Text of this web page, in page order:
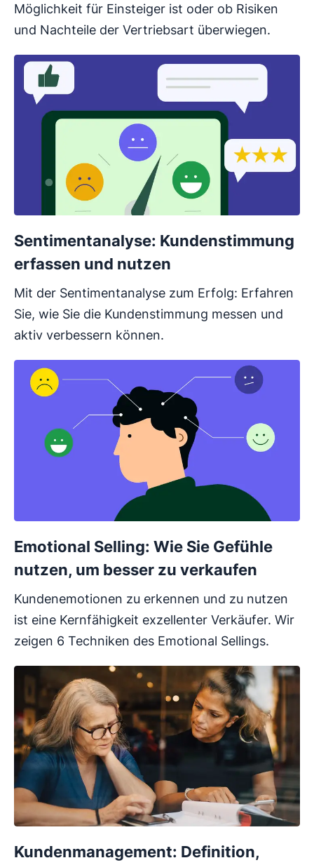
Möglichkeit für Einsteiger ist oder ob Risiken
und Nachteile der Vertriebsart überwiegen.
Sentimentanalyse: Kundenstimmung
erfassen und nutzen
Mit der Sentimentanalyse zum Erfolg: Erfahren
Sie, wie Sie die Kundenstimmung messen und
aktiv verbessern können.
Emotional Selling: Wie Sie Gefühle
nutzen, um besser zu verkaufen
Kundenemotionen zu erkennen und zu nutzen
ist eine Kernfähigkeit exzellenter Verkäufer. Wir
zeigen 6 Techniken des Emotional Sellings.
Kundenmanagement: Definition,